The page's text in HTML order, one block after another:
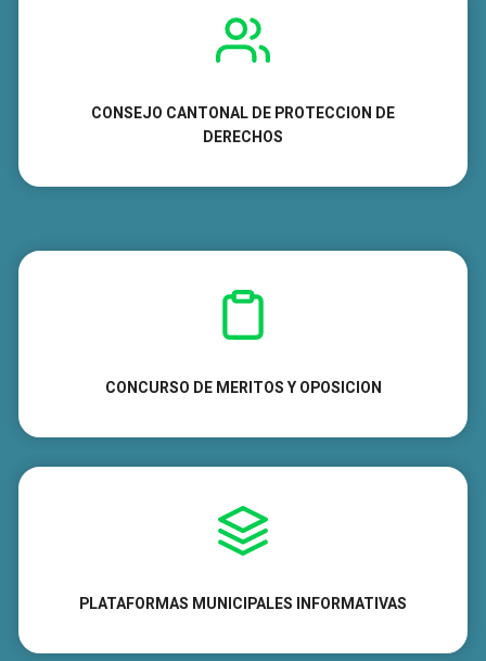
CONSEJO CANTONAL DE PROTECCION DE
DERECHOS
CONCURSO DE MERITOS Y OPOSICION
PLATAFORMAS MUNICIPALES INFORMATIVAS